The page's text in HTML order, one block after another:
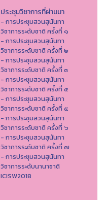
ประชุมวิชาการที่ผ่านมา
- การประชุมสวนสุนันทา
วิชาการระดับชาติ ครั้งที่ ๑
- การประชุมสวนสุนันทา
วิชาการระดับชาติ ครั้งที่ ๒
- การประชุมสวนสุนันทา
วิชาการระดับชาติ ครั้งที่ ๓
- การประชุมสวนสุนันทา
วิชาการระดับชาติ ครั้งที่ ๔
- การประชุมสวนสุนันทา
วิชาการระดับชาติ ครั้งที่ ๕
- การประชุมสวนสุนันทา
วิชาการระดับชาติ ครั้งที่ ๖
- การประชุมสวนสุนันทา
วิชาการระดับชาติ ครั้งที่ ๗
- การประชุมสวนสุนันทา
วิชาการระดับนานาชาติ
ICISW2018